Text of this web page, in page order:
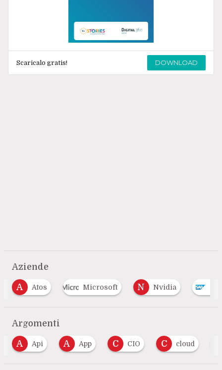
Scaricalo gratis! DOWNLOAD
Aziende
Atos Microsoft N Nvidia Sap
Argomenti
Api A App C CIO C cloud D